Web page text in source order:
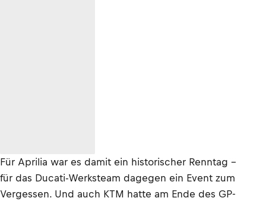
Für Aprilia war es damit ein historischer Renntag –
für das Ducati-Werksteam dagegen ein Event zum
Vergessen. Und auch KTM hatte am Ende des GP-